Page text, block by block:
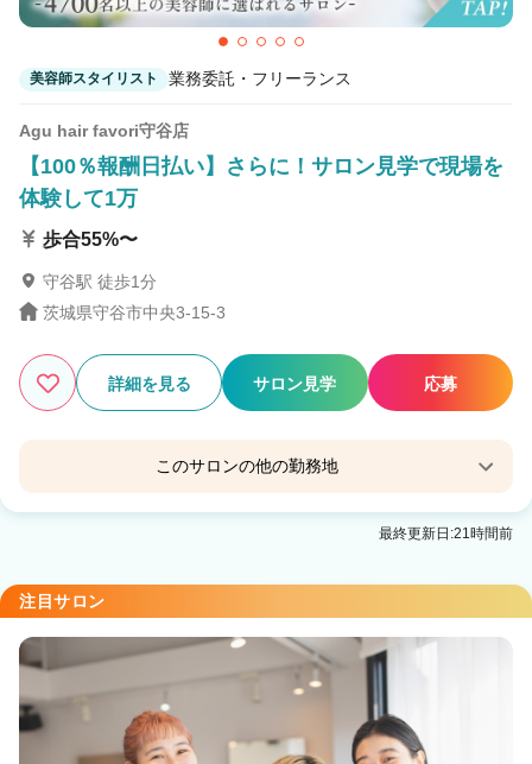
美容師スタイリスト 業務委託・フリーランス
Agu hair favori守谷店
【100％報酬日払い】さらに！サロン見学で現場を
体験して1万
歩合55%〜
守谷駅 徒歩1分
茨城県守谷市中央3-15-3
詳細を見る サロン見学 応募
このサロンの他の勤務地
Ellen by.s
髪質改善salon Laily
最終更新日:21時間前
注目サロン